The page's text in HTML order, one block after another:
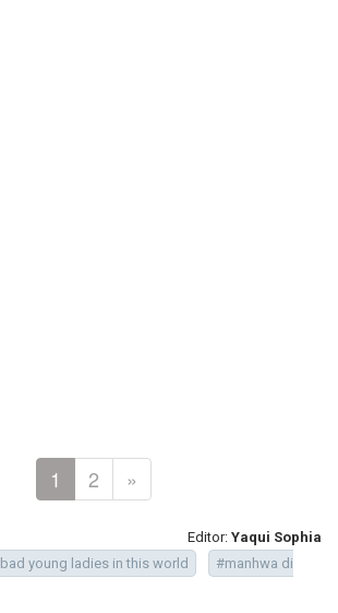
1 2 »
Editor: Yaqui Sophia
young ladies in this world
#manhwa di